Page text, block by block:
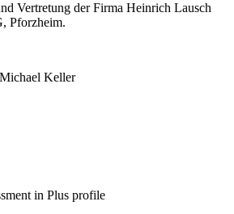
Vertretung der Firma Heinrich Lausch
Pforzheim.
Keller
in Plus profile